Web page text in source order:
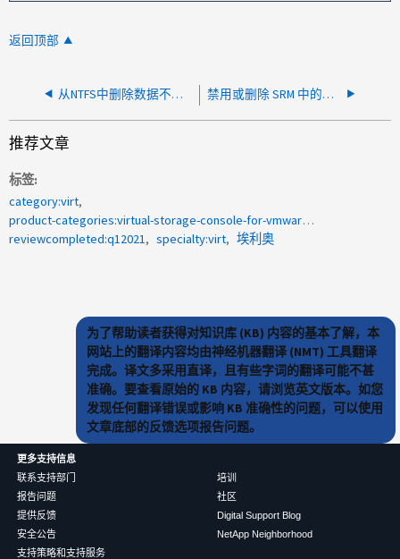
返回顶部
从NTFS中删除数据不会释放空间 禁用或删除 SRM 中的阵列对失败，并显示"一个或多个保护组正在使用阵列对"
推荐文章
标签
category:virt
product-categories:virtual-storage-console-for-vmware-vsphere
reviewcompleted:q12021
specialty:virt 埃利奥
为了帮助读者获得对知识库 (KB) 内容的基本了解，本
网站上的翻译内容均由神经机器翻译 (NMT) 工具翻译
完成。译文多采用直译，且有些字词的翻译可能不甚
准确。要查看原始的 KB 内容，请浏览英文版本。如您
发现任何翻译错误或影响 KB 准确性的问题，可以使用
文章底部的反馈选项报告问题。
更多支持信息
联系支持部门
报告问题
提供反馈
安全公告
支持策略和支持服务
培训
社区
Digital Support Blog
NetApp Neighborhood